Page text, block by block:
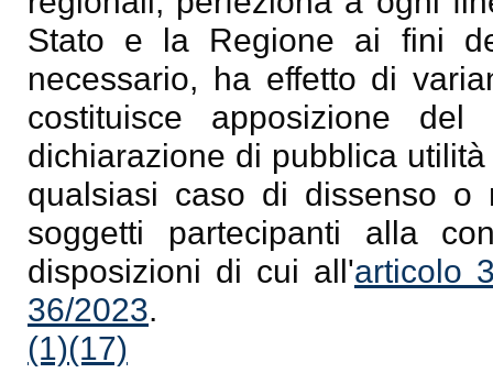
Stato e la Regione ai fini
necessario, ha effetto di
costituisce apposizione
dichiarazione di pubblica
qualsiasi caso di dissenso o
soggetti partecipanti alla
disposizioni di cui all'articolo
36/2023.
(1)(17)